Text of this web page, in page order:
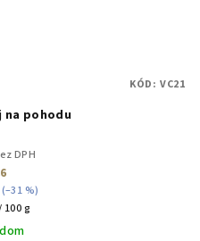
na pohodu
DPH
(–31 %)
100 g
KÓD: VC21